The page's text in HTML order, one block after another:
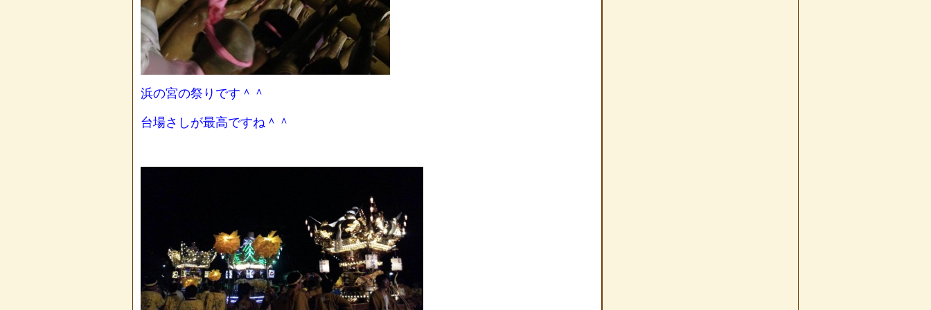
浜の宮の祭りです＾＾
台場さしが最高ですね＾＾